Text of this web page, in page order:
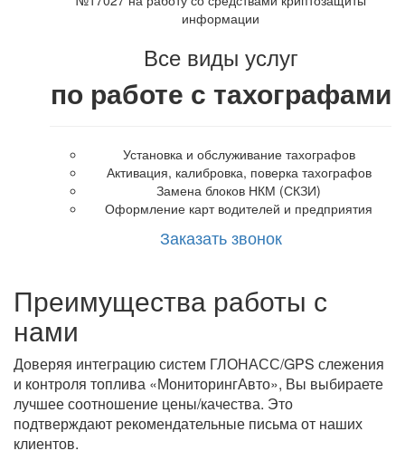
информации
Все виды услуг
по работе с тахографами
Установка и обслуживание тахографов
Активация, калибровка, поверка тахографов
Замена блоков НКМ (СКЗИ)
Оформление карт водителей и предприятия
Заказать звонок
Преимущества работы с
нами
Доверяя интеграцию систем ГЛОНАСС/GPS слежения
и контроля топлива «МониторингАвто», Вы выбираете
лучшее соотношение цены/качества. Это
подтверждают рекомендательные письма от наших
клиентов.